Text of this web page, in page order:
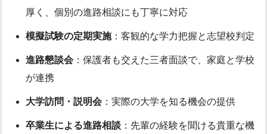
厚く、個別の進路相談にも丁寧に対応
模擬試験の定期実施：客観的な学力把握と志望校判定
進路懇談会 ：保護者も交えた三者面談で、家庭と学校
が連携
大学訪問・説明会 ：実際の大学を知る機会の提供
卒業生による進路相談 ：先輩の経験を聞ける貴重な機